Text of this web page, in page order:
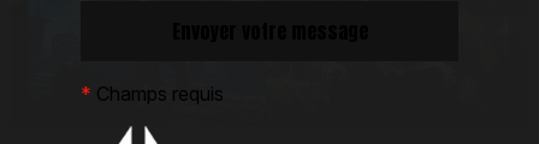
* Champs requis